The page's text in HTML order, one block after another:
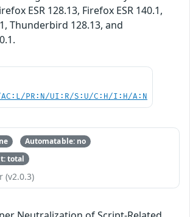
ESR 128.13, Firefox ESR 140.1,
Thunderbird 128.13, and
AC:L/PR:N/UI:R/S:U/C:H/I:H/A:N
Automatable: no
total
(v2.0.3)